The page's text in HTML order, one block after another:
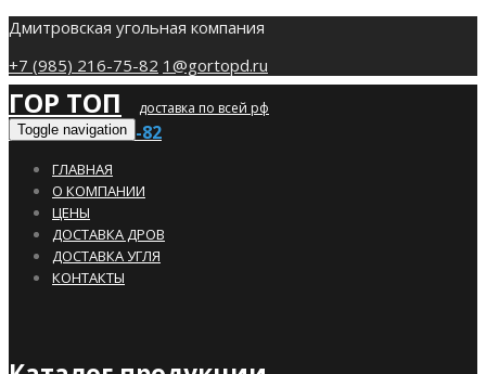
Дмитровская угольная компания
+7 (985) 216-75-82 1@gortopd.ru
ГОР ТОП доставка по всей рф
+7 (985) 216-75-82
Toggle navigation
ГЛАВНАЯ
О КОМПАНИИ
ЦЕНЫ
ДОСТАВКА ДРОВ
ДОСТАВКА УГЛЯ
КОНТАКТЫ